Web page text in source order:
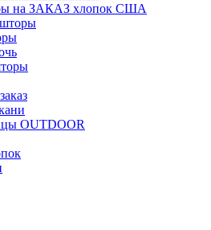
на ЗАКАЗ хлопок США
OUTDOOR